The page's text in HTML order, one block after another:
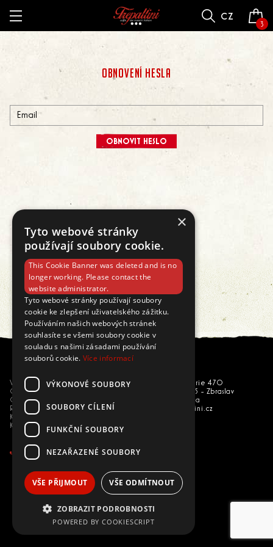
cz
3
OBNOVENÍ HESLA
OBNOVIT HESLO
Vše o nákupu
Obchodní podmínky
GDPR
Reklamace
Kariéra
Kontakty
U národní galerie 470
156 00 Praha 5 - Zbraslav
Česká republika
eshop@trepallini.cz
×
Tyto webové stránky
používají soubory cookie.
This Cookie Banner was deleted and is no
longer working. Please contact the
website administrator.
Tyto webové stránky používají soubory
cookie ke zlepšení uživatelského zážitku.
Používáním našich webových stránek
souhlasíte se všemi soubory cookie v
souladu s našimi zásadami používání
souborů cookie. Více informací
VÝKONOVÉ SOUBORY
SOUBORY CÍLENÍ
FUNKČNÍ SOUBORY
NEZAŘAZENÉ SOUBORY
VŠE PŘIJMOUT VŠE ODMÍTNOUT
ZOBRAZIT PODROBNOSTI
POWERED BY COOKIESCRIPT